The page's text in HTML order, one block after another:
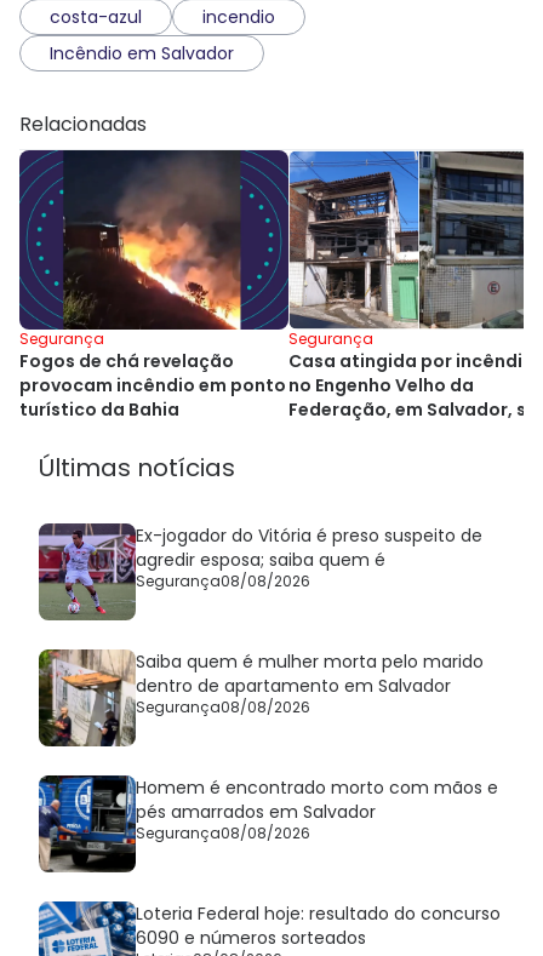
costa-azul
incendio
Incêndio em Salvador
Relacionadas
Segurança
Fogos de chá revelação
provocam incêndio em ponto
turístico da Bahia
Segurança
Casa atingida por incêndio
no Engenho Velho da
Federação, em Salvador,
Últimas notícias
Ex-jogador do Vitória é preso suspeito de
agredir esposa; saiba quem é
Segurança08/08/2026
Saiba quem é mulher morta pelo marido
dentro de apartamento em Salvador
Segurança08/08/2026
Homem é encontrado morto com mãos e
pés amarrados em Salvador
Segurança08/08/2026
Loteria Federal hoje: resultado do concurso
6090 e números sorteados